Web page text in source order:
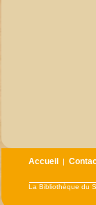
Accueil |
La Bibliothèque du